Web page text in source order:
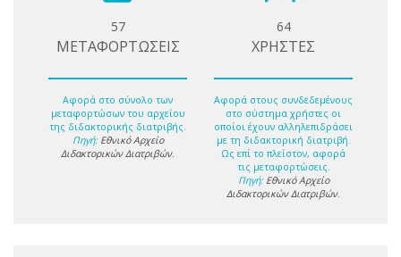
57
ΜΕΤΑΦΟΡΤΩΣΕΙΣ
Αφορά στο σύνολο των
μεταφορτώσων του αρχείου
της διδακτορικής διατριβής.
Πηγή: Εθνικό Αρχείο
Διδακτορικών Διατριβών.
64
ΧΡΗΣΤΕΣ
Αφορά στους συνδεδεμένους
στο σύστημα χρήστες οι
οποίοι έχουν αλληλεπιδράσει
με τη διδακτορική διατριβή.
Ως επί το πλείστον, αφορά
τις μεταφορτώσεις.
Πηγή: Εθνικό Αρχείο
Διδακτορικών Διατριβών.